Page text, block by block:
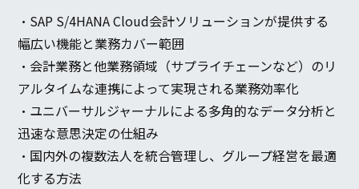
・SAP S/4HANA Cloud会計ソリューションが提供する
幅広い機能と業務カバー範囲
・会計業務と他業務領域（サプライチェーンなど）のリ
アルタイムな連携によって実現される業務効率化
・ユニバーサルジャーナルによる多角的なデータ分析と
迅速な意思決定の仕組み
・国内外の複数法人を統合管理し、グループ経営を最適
化する方法